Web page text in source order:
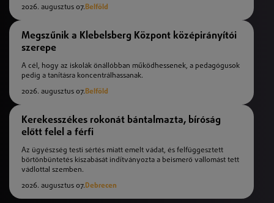
2026. augusztus 07.Belföld
Megszűnik a Klebelsberg Központ középirányítói
szerepe
A cél, hogy az iskolák önállóbban működhessenek, a pedagógusok
pedig a tanításra koncentrálhassanak.
2026. augusztus 07.Belföld
Kerekesszékes rokonát bántalmazta, bíróság
előtt felel a férfi
Az ügyészség testi sértés miatt emelt vádat, és felfüggesztett
börtönbüntetés kiszabását indítványozta a beismerő vallomást tett
vádlottal szemben.
2026. augusztus 07.Debrecen